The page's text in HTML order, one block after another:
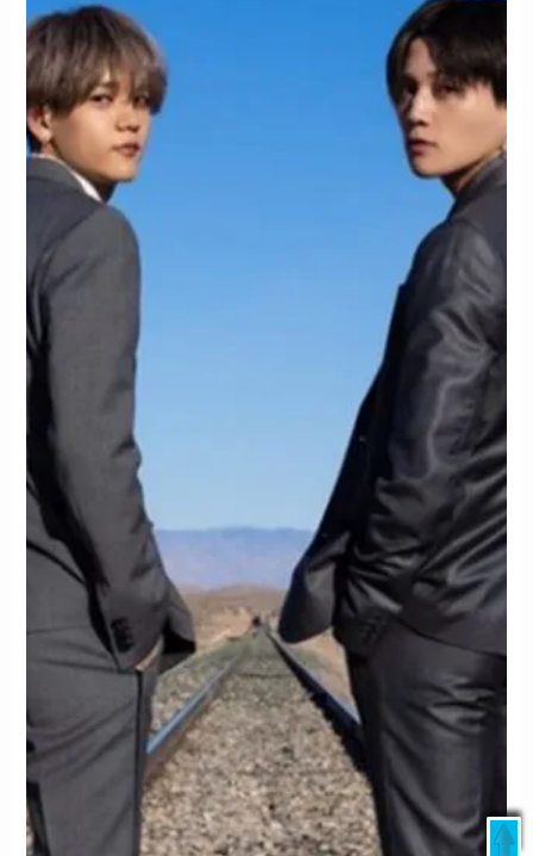
livedoor/
日本テレビ/ウェザーニュース